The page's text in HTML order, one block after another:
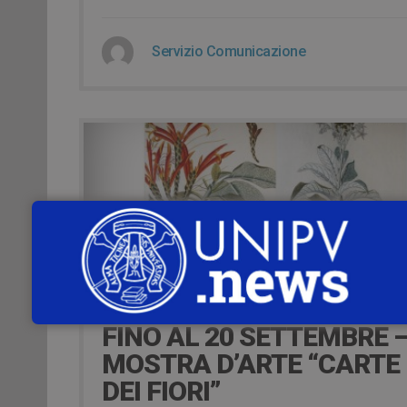
Servizio Comunicazione
8 Settembre 2015
FINO AL 20 SETTEMBRE
MOSTRA D’ARTE “CARTE
DEI FIORI”